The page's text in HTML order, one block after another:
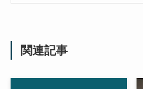
関連記事